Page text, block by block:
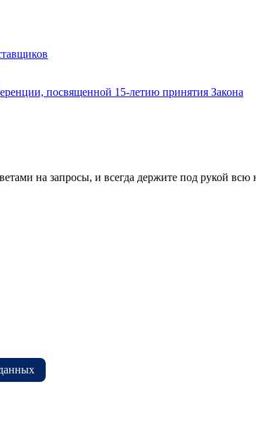
посвященной 15-летию принятия Закона
на запросы, и всегда держите под рукой